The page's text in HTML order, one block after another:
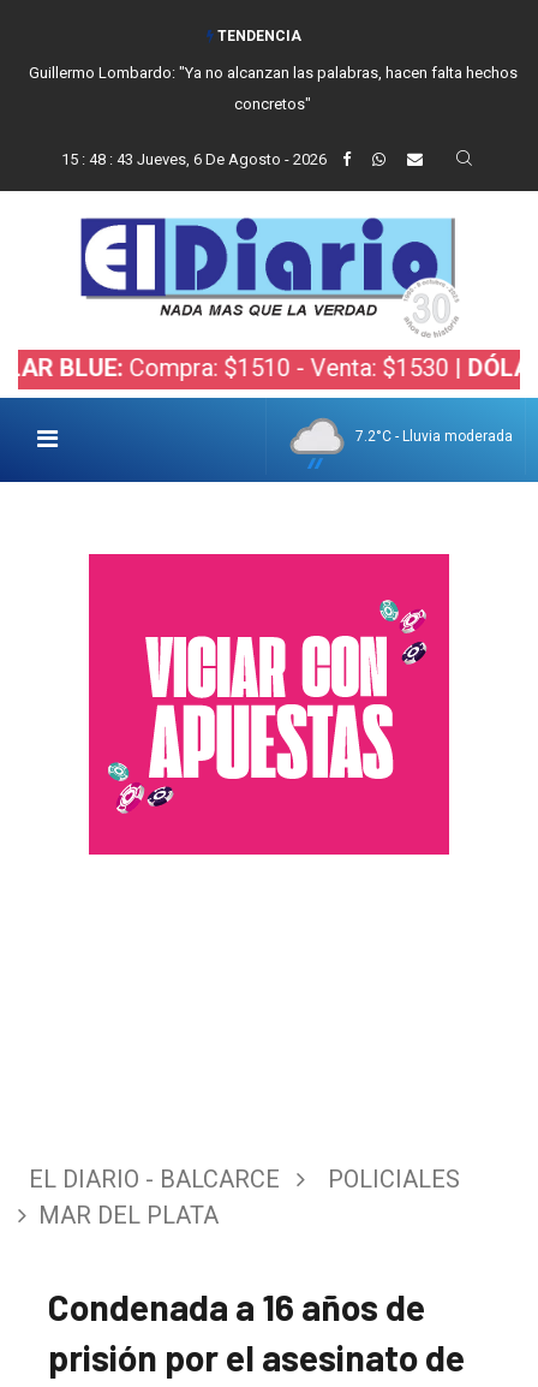
TENDENCIA
Guillermo Lombardo: "Ya no alcanzan las palabras, hacen falta hechos
concretos"
15: 48: 43 Jueves, 6 De Agosto - 2026
Compra: $1510 - Venta: $1530 |DÓLAR
7.2°C - Lluvia moderada
EL DIARIO - BALCARCE
POLICIALES
MAR DEL PLATA
Condenada a 16 años de
prisión por el asesinato de